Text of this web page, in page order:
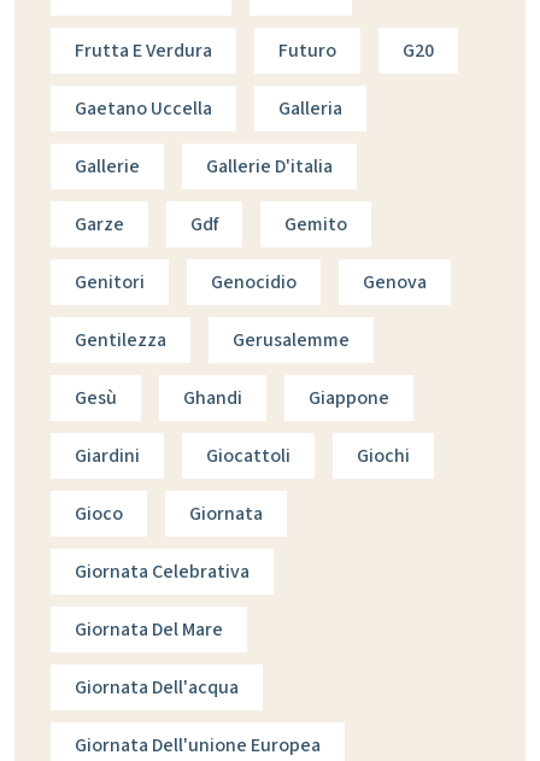
Frutta E Verdura Futuro G20
Gaetano Uccella Galleria
Gallerie Gallerie D'italia
Garze Gdf Gemito
Genitori Genocidio Genova
Gentilezza Gerusalemme
Gesù Ghandi Giappone
Giardini Giocattoli Giochi
Gioco Giornata
Giornata Celebrativa
Giornata Del Mare
Giornata Dell'acqua
Giornata Dell'unione Europea